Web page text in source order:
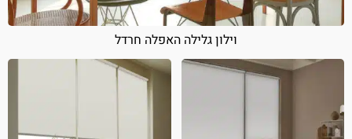
וילון גלילה האפלה חרדל